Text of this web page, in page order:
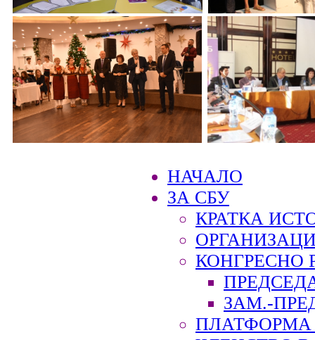
НАЧАЛО
ЗА СБУ
КРАТКА
КОНГРЕСНО
ЗАМ.-
ПЛАТФОРМА